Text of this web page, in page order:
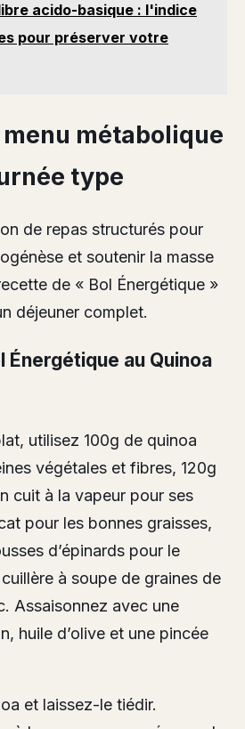
acido-basique : l'indice
pour préserver votre
menu métabolique
type
de repas structurés pour
et soutenir la masse
de « Bol Énergétique »
déjeuner complet.
Énergétique au Quinoa
utilisez 100g de quinoa
végétales et fibres, 120g
cuit à la vapeur pour ses
pour les bonnes graisses,
d’épinards pour le
à soupe de graines de
Assaisonnez avec une
huile d’olive et une pincée
et laissez-le tiédir.